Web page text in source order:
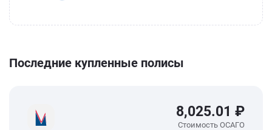
Последние купленные полисы
8,025.01 ₽
Стоимость ОСАГО